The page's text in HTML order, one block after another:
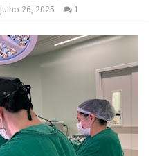
julho 26, 2025 1